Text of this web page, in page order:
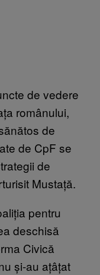
de vedere
românului,
de
de CpF se
de
Mustață.
pentru
deschisă
Civică
și-au ațâțat